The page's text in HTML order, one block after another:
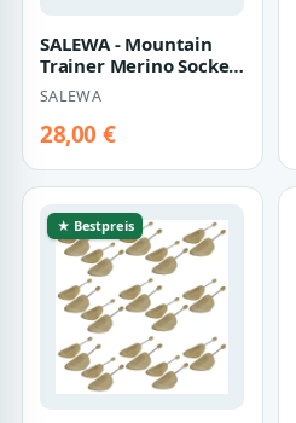
SALEWA - Mountain
Trainer Merino Socken
Herren - Grau (Gr.45-
47)
SALEWA
28,00 €
★ Bestpreis